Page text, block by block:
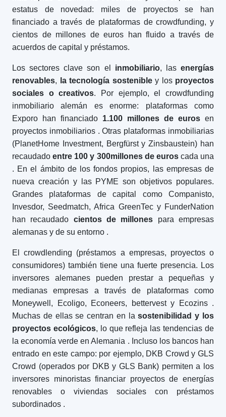
estatus de novedad: miles de proyectos se han
financiado a través de plataformas de crowdfunding, y
cientos de millones de euros han fluido a través de
acuerdos de capital y préstamos.
Los sectores clave son el inmobiliario, lasenergías
renovables, la tecnología sostenibley los proyectos
sociales o creativos. Por ejemplo, el crowdfunding
inmobiliario alemán es enorme: plataformas como
Exporo han financiado 1.100 millones de euros en
proyectos inmobiliarios . Otras plataformas inmobiliarias
(PlanetHome Investment, Bergfürst y Zinsbaustein) han
recaudadoentre 100 y 300millones de euroscada una
. En el ámbito de los fondos propios, las empresas de
nueva creación y las PYME son objetivos populares.
Grandes plataformas de capital como Companisto,
Invesdor, Seedmatch, Africa GreenTec y FunderNation
han recaudado cientos de millones para empresas
alemanas y de su entorno .
El crowdlending (préstamos a empresas, proyectos o
consumidores) también tiene una fuerte presencia. Los
inversores alemanes pueden prestar a pequeñas y
medianas empresas a través de plataformas como
Moneywell, Ecoligo, Econeers, bettervest y Ecozins .
Muchas de ellas se centran en lasostenibilidad y los
proyectos ecológicos, lo que refleja las tendencias de
la economía verde en Alemania . Incluso los bancos han
entrado en este campo: por ejemplo, DKB Crowd y GLS
Crowd (operados por DKB y GLS Bank) permiten a los
inversores minoristas financiar proyectos de energías
renovables o viviendas sociales con préstamos
subordinados .